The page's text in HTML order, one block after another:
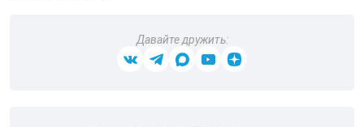
Давайте дружить: